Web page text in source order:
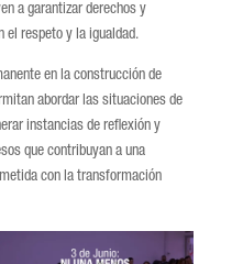
a garantizar derechos y
el respeto y la igualdad.
en la construcción de
abordar las situaciones de
instancias de reflexión y
que contribuyan a una
con la transformación